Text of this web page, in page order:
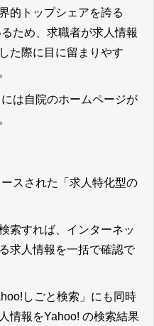
的トップシェアを誇る
ため、求職者が求人情報
た際に目に留まりやす
は自院のホームページが
スされた「求人特化型の
索すれば、インターネッ
求人情報を一括で確認で
しごと検索」にも同時
情報をYahoo! の検索結果